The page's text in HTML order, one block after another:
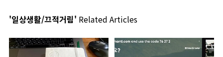
'일상생활/끄적거림' Related Articles